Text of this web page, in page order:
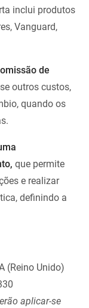
inclui produtos
Vanguard,
de
outros custos,
quando os
que permite
e realizar
definindo a
(Reino Unido)
aplicar-se